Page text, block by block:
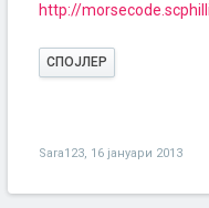
http://
СПОЈЛЕР
Sara123, 16 јануари 2013